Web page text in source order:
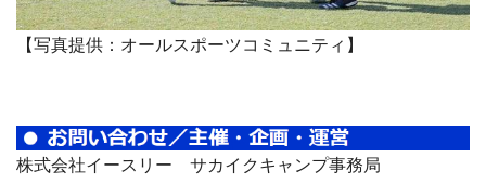
【写真提供：オールスポーツコミュニティ】
株式会社イースリー サカイクキャンプ事務局